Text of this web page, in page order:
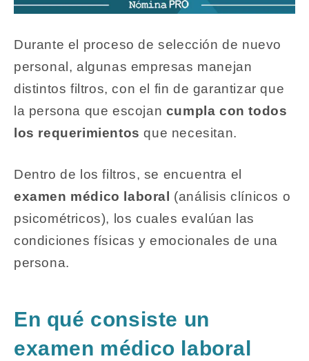
Durante el proceso de selección de nuevo
personal, algunas empresas manejan
distintos filtros, con el fin de garantizar que
la persona que escojan cumpla con todos
los requerimientos que necesitan.
Dentro de los filtros, se encuentra el
examen médico laboral
(análisis clínicos o
psicométricos), los cuales evalúan las
condiciones físicas y emocionales de una
persona.
En qué consiste un
examen médico laboral